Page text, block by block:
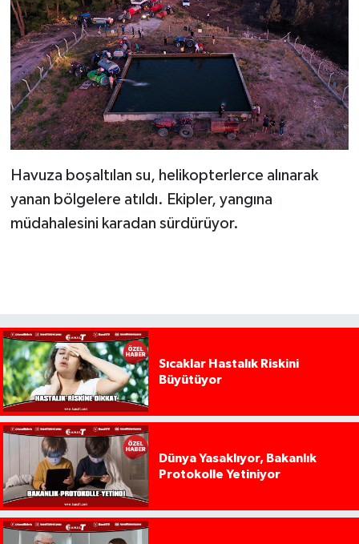
Havuza boşaltılan su, helikopterlerce alınarak
yanan bölgelere atıldı. Ekipler, yangına
müdahalesini karadan sürdürüyor.
Sıcaklar Hastalık Riskini
Büyütüyor
Dünya Yasaklıyor, Bakanlık
Protokolle Yetiniyor